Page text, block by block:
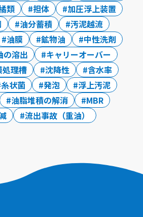
類 担体
加圧浮上装置
油分蓄積
汚泥越流
油膜 鉱物油
中性洗剤
の溶出
キャリーオーバー
処理槽 沈降性
含水率
糸状菌 発泡
浮上汚泥
油脂堆積の解消
MBR
流出事故（重油）